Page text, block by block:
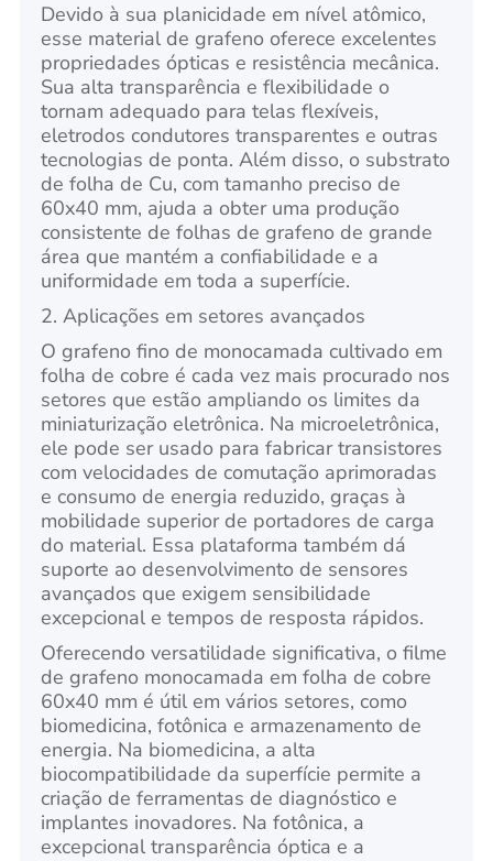
Devido à sua planicidade em nível atômico,
esse material de grafeno oferece excelentes
propriedades ópticas e resistência mecânica.
Sua alta transparência e flexibilidade o
tornam adequado para telas flexíveis,
eletrodos condutores transparentes e outras
tecnologias de ponta. Além disso, o substrato
de folha de Cu, com tamanho preciso de
60x40 mm, ajuda a obter uma produção
consistente de folhas de grafeno de grande
área que mantém a confiabilidade e a
uniformidade em toda a superfície.
2. Aplicações em setores avançados
O grafeno fino de monocamada cultivado em
folha de cobre é cada vez mais procurado nos
setores que estão ampliando os limites da
miniaturização eletrônica. Na microeletrônica,
ele pode ser usado para fabricar transistores
com velocidades de comutação aprimoradas
e consumo de energia reduzido, graças à
mobilidade superior de portadores de carga
do material. Essa plataforma também dá
suporte ao desenvolvimento de sensores
avançados que exigem sensibilidade
excepcional e tempos de resposta rápidos.
Oferecendo versatilidade significativa, o filme
de grafeno monocamada em folha de cobre
60x40 mm é útil em vários setores, como
biomedicina, fotônica e armazenamento de
energia. Na biomedicina, a alta
biocompatibilidade da superfície permite a
criação de ferramentas de diagnóstico e
implantes inovadores. Na fotônica, a
excepcional transparência óptica e a